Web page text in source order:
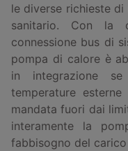
le diverse richieste
sanitario. Con la
connessione bus di
pompa di calore è
in integrazione
temperature
mandata fuori dai
interamente la
fabbisogno del